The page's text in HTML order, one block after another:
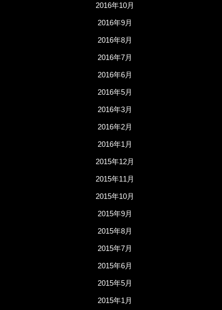
2016年10月
2016年9月
2016年8月
2016年7月
2016年6月
2016年5月
2016年3月
2016年2月
2016年1月
2015年12月
2015年11月
2015年10月
2015年9月
2015年8月
2015年7月
2015年6月
2015年5月
2015年1月